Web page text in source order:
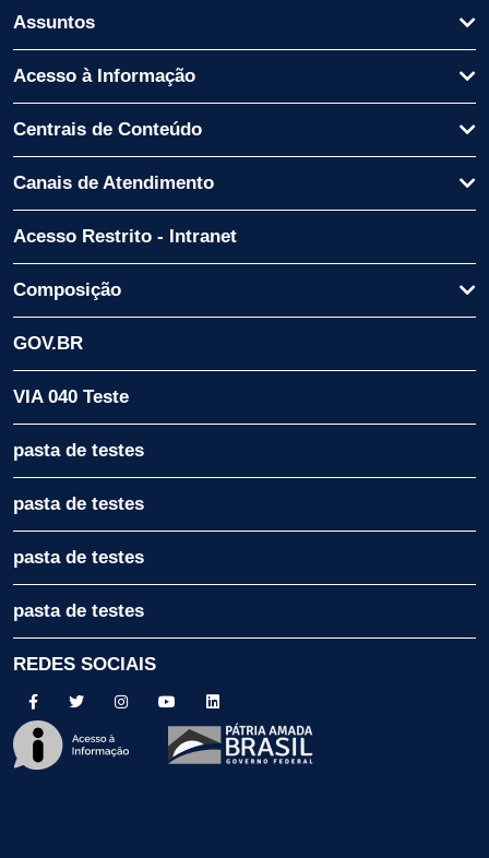
Assuntos
Acesso à Informação
Centrais de Conteúdo
Canais de Atendimento
Acesso Restrito - Intranet
Composição
GOV.BR
VIA 040 Teste
pasta de testes
pasta de testes
pasta de testes
pasta de testes
REDES SOCIAIS